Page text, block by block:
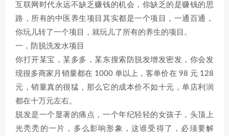
互联网时代永远不缺乏赚钱的机会，你缺乏的是赚钱的思
路，所有的中医养生项目其实都是一个项目，一通百通，
你玩儿转了一个项目，就玩儿了所有的养生的项目。
一，防脱洗发水项目
你打开某宝，某多多，某东搜索防脱发增发密发，你会发
现很多商家月销量都在 1000 单以上，客单价在 98 元 128
元，销量真的很猛，那么它的成本价不如十元，单店利润
都在十万元左右。
脱发是一个显著的痛点，一个年纪轻轻的女孩子，头顶上
光秃秃的一片，多么影响形象，这谁受得了，必须要解